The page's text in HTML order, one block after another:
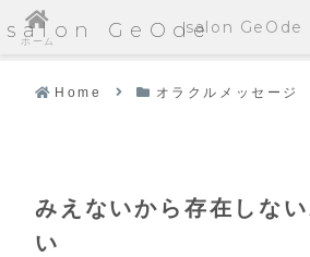
salon GeOde
Home オラクルメッセージ
みえないから存在しな
い
ホーム
salon GeOde